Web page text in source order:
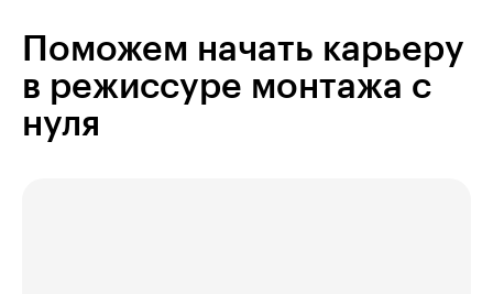
Поможем начать карьеру
в режиссуре монтажа с
нуля